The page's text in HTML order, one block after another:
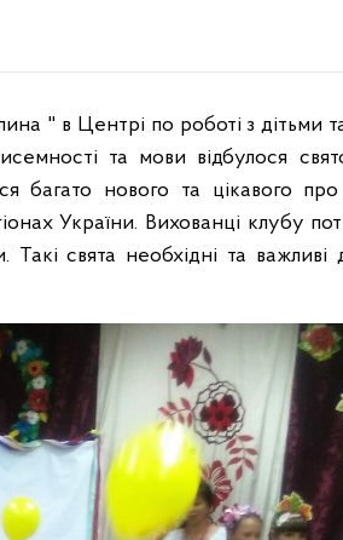
" в Центрі по роботі з дітьми
та мови відбулося
багато нового та цікавого
України. Вихованці клубу
свята необхідні та важливі